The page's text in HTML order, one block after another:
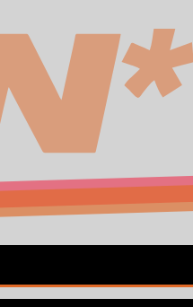
zum Inhalt springen